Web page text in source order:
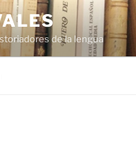
de la lengua